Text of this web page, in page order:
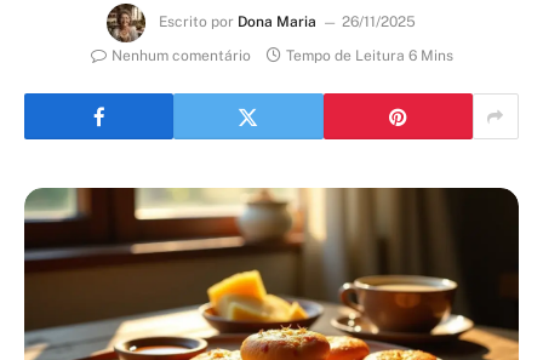
Escrito por Dona Maria
26/11/2025
Nenhum comentário
Tempo de Leitura 6 Mins